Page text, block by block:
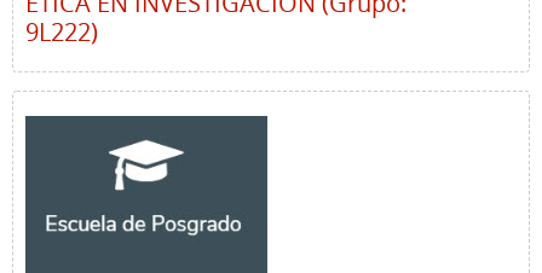
9L222)